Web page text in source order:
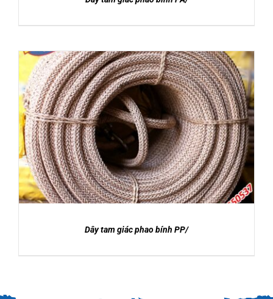
DETAILS
Dây tam giác phao bính PP/